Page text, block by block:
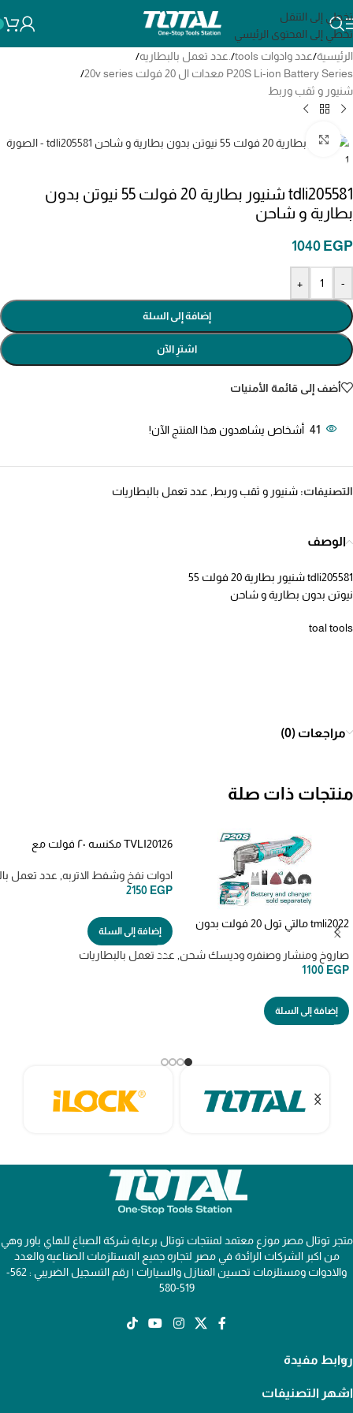
تخطي إلى التنقل
تخطي إلى المحتوى الرئيسي
الرئيسية/عدد وادوات tools / .عدد تعمل بالبطاريه/
P20S Li-ion Battery Series معدات ال 20 فولت 20v series
/
شنيور و ثقب وربط
انقر للتكبير
tdli205581 شنيور بطارية 20 فولت 55 نيوتن بدون
بطارية و شاحن
1040 EGP
-
+
إضافة إلى السلة
اشترِ الآن
أضف إلى قائمة الأمنيات
41 أشخاص يشاهدون هذا المنتج الآن!
التصنيفات: شنيور و ثقب وربط عدد تعمل بالبطاريات
الوصف
tdli205581 شنيور بطارية 20 فولت 55
نيوتن بدون بطارية و شاحن
toal tools
مراجعات (0)
منتجات ذات صلة
tmli2022 مالتي تول 20 فولت بدون
بطاريه -عفريت شحن
صاروخ ومنشار وصنفره وديسك شحن عدد تعمل بالبطاريات
1100 EGP
إضافة إلى السلة
TVLI20126 مكنسه ٢٠ فولت مع
ادوات نفخ وشفط الاتربه عدد تعمل
2150 EGP
إضافة إلى السلة
متجر توتال مصر موزع معتمد لمنتجات توتال برعاية شركة الصباغ للهاي باور وهي
من اكبر الشركات الرائدة في مصر لتجاره جميع المستلزمات الصناعيه والعدد
والادوات ومستلزمات تحسين المنازل والسيارات | رقم التسجيل الضريبي : 562-
519-580
روابط مفيدة
اشهر التصنيفات